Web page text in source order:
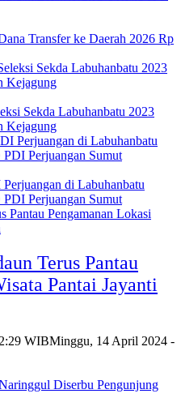
Transfer ke Daerah 2026 Rp
Sekda Labuhanbatu 2023
Kejagung
di Labuhanbatu
Perjuangan Sumut
Terus Pantau
Pantai Jayanti
WIBMinggu, 14 April 2024 -